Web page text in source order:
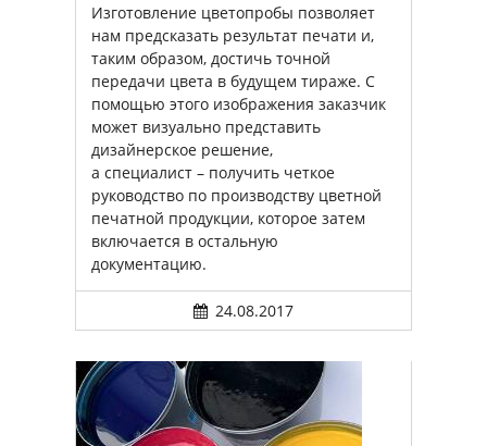
Изготовление цветопробы позволяет
нам предсказать результат печати и,
таким образом, достичь точной
передачи цвета в будущем тираже. С
помощью этого изображения заказчик
может визуально представить
дизайнерское решение,
а специалист – получить четкое
руководство по производству цветной
печатной продукции, которое затем
включается в остальную
документацию.
24.08.2017